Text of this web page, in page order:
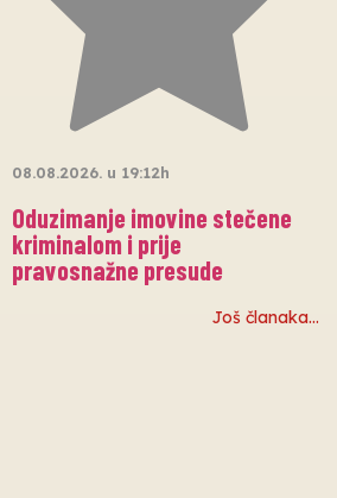
08.08.2026. u 19:12h
Oduzimanje imovine stečene
kriminalom i prije
pravosnažne presude
Još članaka…